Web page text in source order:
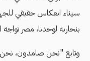
سيناء انعكاس حقيقي
بنحاربه لوحدنا، مصر تواجه
وتابع "نحن صامدون،